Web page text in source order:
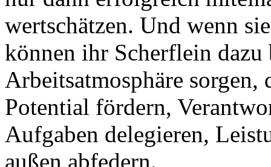
wertschätzen. Und wenn
können ihr Scherflein dazu
Arbeitsatmosphäre
Potential fördern,
Aufgaben delegieren,
außen abfedern.